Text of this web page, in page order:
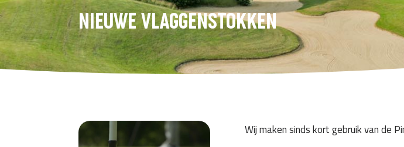
NIEUWE VLAGGENSTOKKEN
Wij maken sinds kort gebruik van de